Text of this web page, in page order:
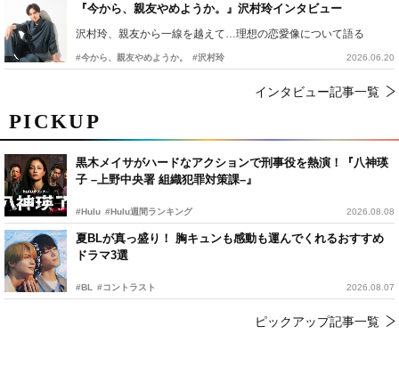
PICKUP
黒木メイサがハードなアクションで刑事役を熱演！『八神瑛
子 –上野中央署 組織犯罪対策課–』
#Hulu #Hulu週間ランキング 2026.08.08
夏BLが真っ盛り！ 胸キュンも感動も運んでくれるおすすめ
ドラマ3選
#BL #コントラスト 2026.08.07
ピックアップ記事一覧
『今から、親友やめようか。』沢村玲インタビュー
沢村玲、親友から一線を越えて…理想の恋愛像について語る
#今から、親友やめようか。 #沢村玲 2026.06.20
インタビュー記事一覧